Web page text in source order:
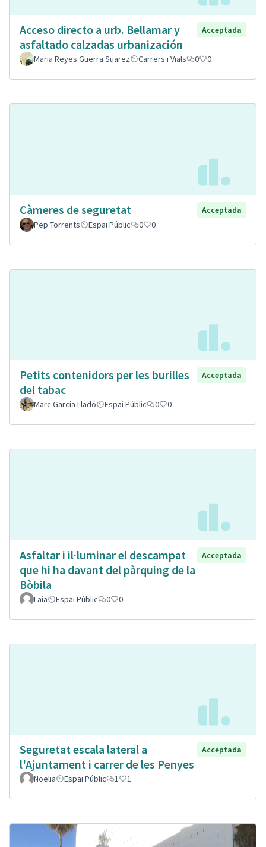
Acceso directo a urb. Bellamar y
asfaltado calzadas urbanización
Acceptada
Maria Reyes Guerra Suarez Carrers i Vials 0 0
Càmeres de seguretat
Acceptada
Pep Torrents
Espai Públic 0 0
Petits contenidors per les burilles
del tabac
Acceptada
Marc García Lladó Espai Públic 0 0
Asfaltar i il·luminar el descampat
que hi ha davant del pàrquing de la
Bòbila
Acceptada
Laia Espai Públic 0 0
Seguretat escala lateral a
l'Ajuntament i carrer de les Penyes
Acceptada
Noelia Espai Públic 1 1